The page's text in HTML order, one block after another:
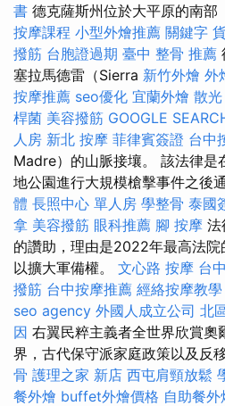
書 德克薩斯州位於大平原的南部
按摩課程 小型外燴推薦 關鍵字
撥筋 台胞證過期 臺中 整骨 推薦
塞拉馬德雷（Sierra 新竹外燴 外
按摩推薦 seo優化 宜蘭外燴 散光
桿菌 美容撥筋 GOOGLE
人房 新北 按摩 菲律賓簽證 台中
Madre）的山脈接壤。 該法律
地公園進行大規模槍擊事件之後
體 長照中心 單人房 學整骨 泰國
拿 美容撥筋 眼科推薦 腳 按摩 法
的讚助，理由是2022年最高法
以擴大軍備權。 文心路 按摩 台
撥筋 台中按摩推薦 經絡按摩教學
seo agency 外國人成立公司 北
因 右翼民粹主義者全世界欣賞奧
界，古代保守派家庭政策以及反
骨 護理之家 新店 西屯肩頸放鬆
餐外燴 buffet外燴價格 自助餐外